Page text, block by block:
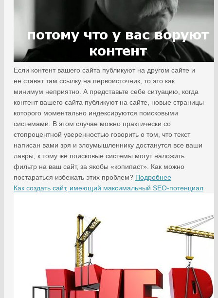
Если контент вашего сайта публикуют на другом сайте и
не ставят там ссылку на первоисточник, то это как
минимум неприятно. А представьте себе ситуацию, когда
контент вашего сайта публикуют на сайте, новые страницы
которого моментально индексируются поисковыми
системами. В этом случае можно практически со
стопроцентной уверенностью говорить о том, что текст
написан вами зря и злоумышленнику достанутся все ваши
лавры, к тому же поисковые системы могут наложить
фильтр на ваш сайт, за якобы «копипаст». Как можно
постараться избежать этих проблем? Подробнее
Как создать сайт, имеющий максимальный SEO-потенциал